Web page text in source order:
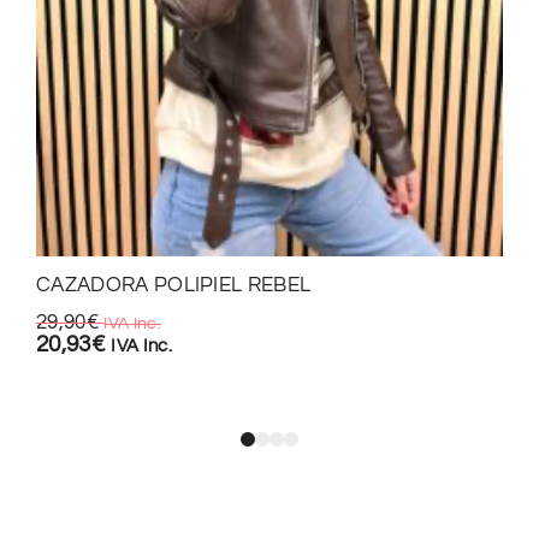
CAZADORA POLIPIEL REBEL
29,90€ IVA Inc.
20,93€ IVA Inc.